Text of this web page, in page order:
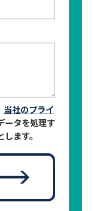
当社のプライ
ータを処理す
ます。